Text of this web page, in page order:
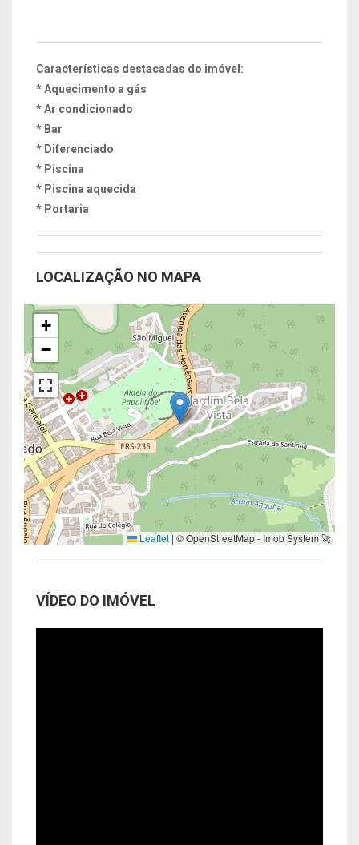
Características destacadas do imóvel:
* Aquecimento a gás
* Ar condicionado
* Bar
* Diferenciado
* Piscina
* Piscina aquecida
* Portaria
LOCALIZAÇÃO NO MAPA
+
−
Leaflet|© OpenStreetMap - Imob System 🚀
VÍDEO DO IMÓVEL